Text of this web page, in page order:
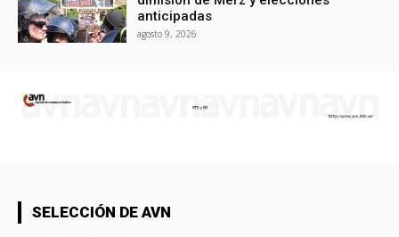
anticipadas
agosto 9, 2026
SELECCIÓN DE AVN